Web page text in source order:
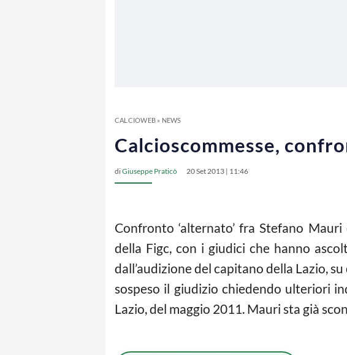
CALCIOWEB» NEWS
Calcioscommesse,
diGiuseppe Praticò 20 Set 2013 | 11:46
Confronto ‘alternato’ fra Stefano
della Figc, con i giudici che hanno
dall’audizione del capitano della Lazio,
sospeso il giudizio chiedendo ulteriori
Lazio, del maggio 2011. Mauri sta già